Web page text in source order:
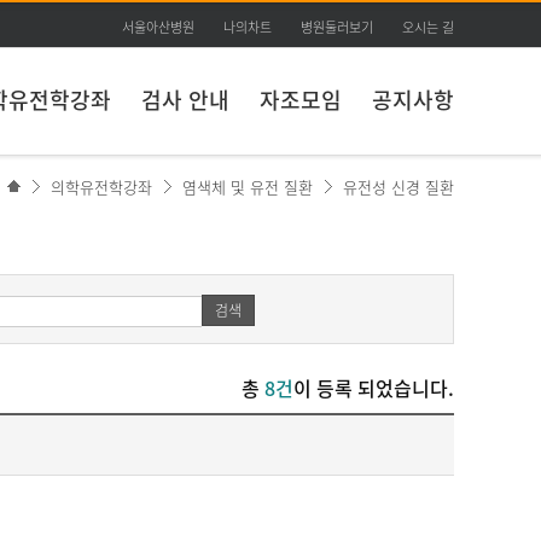
서울아산병원 나의차트 병원둘러보기 오시는 길
유전학강좌 검사 안내 자조모임 공지사항
의학유전학강좌 염색체 및 유전 질환 유전성 신경 질환
검색
총 8건이 등록 되었습니다.